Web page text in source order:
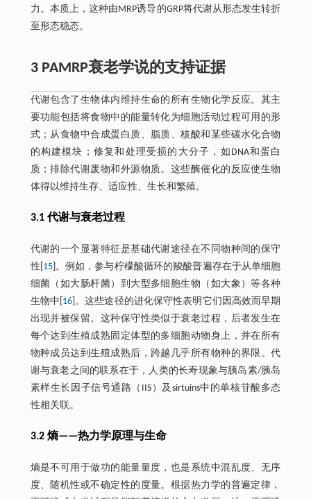
力。本质上，这种由MRP诱导的GRP将代谢从形态发生转折
至形态稳态。
3 PAMRP衰老学说的支持证据
代谢包含了生物体内维持生命的所有生物化学反应。其主
要功能包括将食物中的能量转化为细胞活动过程可用的形
式；从食物中合成蛋白质、脂质、核酸和某些碳水化合物
的构建模块；修复和处理受损的大分子，如DNA和蛋白
质；排除代谢废物和外源物质。这些酶催化的反应使生物
体得以维持生存、适应性、生长和繁殖。
3.1 代谢与衰老过程
代谢的一个显著特征是基础代谢途径在不同物种间的保守
性[ 15]。例如，参与柠檬酸循环的羧酸普遍存在于从单细胞
细菌（如大肠杆菌）到大型多细胞生物（如大象）等各种
生物中[ 16]。这些途径的进化保守性表明它们因高效而早期
出现并被保留。这种保守性类似于衰老过程，后者发生在
每个达到生殖成熟固定体型的多细胞动物身上，并在所有
物种成员达到生殖成熟后，跨越几乎所有物种的界限。代
谢与衰老之间的联系在于，人类的长寿现象与胰岛素/胰岛
素样生长因子信号通路（IIS）及sirtuins中的单核苷酸多态
性相关联。
3.2 熵——热力学原理与生命
熵是不可用于做功的能量量度，也是系统中混乱度、无序
度、随机性或不确定性的度量。根据热力学的普遍定律，